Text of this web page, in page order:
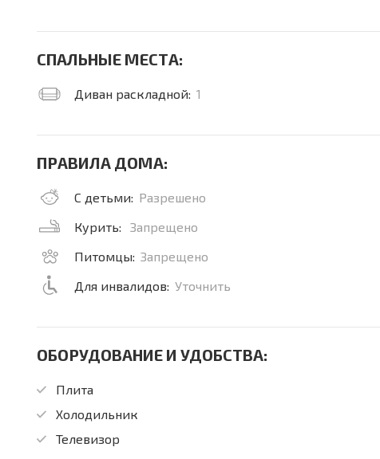
СПАЛЬНЫЕ МЕСТА:
Диван раскладной: 1
ПРАВИЛА ДОМА:
С детьми: Разрешено
Курить:
Запрещено
Питомцы: Запрещено
Для инвалидов: Уточнить
ОБОРУДОВАНИЕ И УДОБСТВА:
Плита
Холодильник
Телевизор